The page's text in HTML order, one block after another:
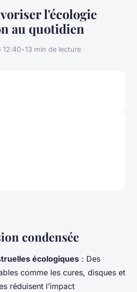
l'écologie
au quotidien
•13 min de lecture
condensée
écologiques : Des
comme les cures, disques et
réduisent l’impact